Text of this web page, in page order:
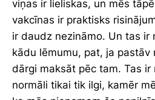
viņas ir lieliskas, un mēs
vakcīnas ir praktisks
ir daudz nezināmo. Un tas ir
kādu lēmumu, pat, ja pastāv
dārgi maksāt pēc tam. Tas ir
normāli tikai tik ilgi, kamēr